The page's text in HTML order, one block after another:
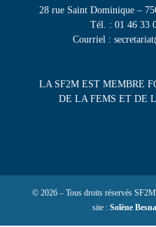
28 rue Saint Dominique –
Tél. : 01 46 33
Courriel :
LA SF2M EST MEMBRE
DE LA FEMS ET DE
© 2026 – Tous droits réservés
site :Solène